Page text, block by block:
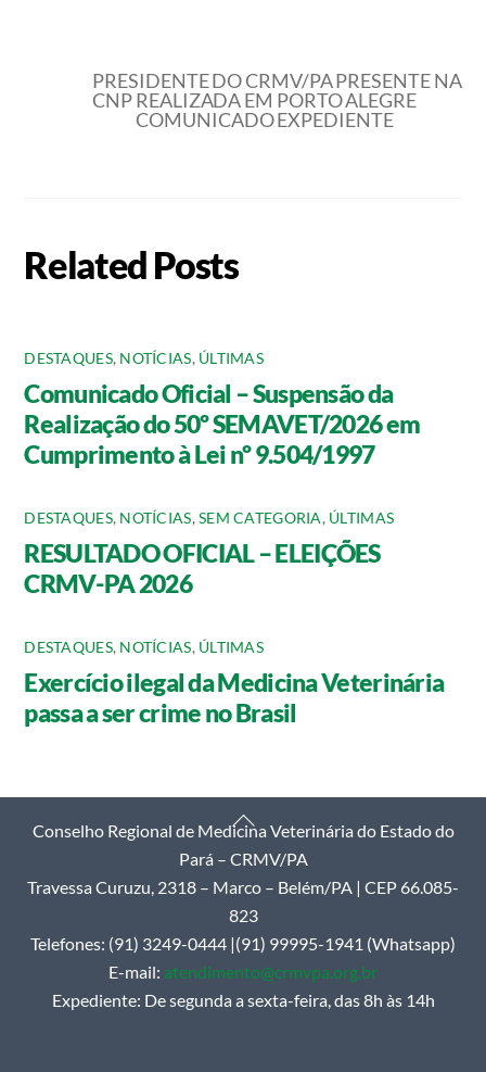
PRESIDENTE DO CRMV/PA PRESENTE NA
CNP REALIZADA EM PORTO ALEGRE
COMUNICADO EXPEDIENTE
Related Posts
DESTAQUES, NOTÍCIAS, ÚLTIMAS
Comunicado Oficial – Suspensão da
Realização do 50º SEMAVET/2026 em
Cumprimento à Lei nº 9.504/1997
DESTAQUES, NOTÍCIAS,SEM CATEGORIA, ÚLTIMAS
RESULTADO OFICIAL – ELEIÇÕES
CRMV-PA 2026
DESTAQUES, NOTÍCIAS, ÚLTIMAS
Exercício ilegal da Medicina Veterinária
passa a ser crime no Brasil
Back
To
Top
Conselho Regional de Medicina Veterinária do Estado do
Pará – CRMV/PA
Travessa Curuzu, 2318 – Marco – Belém/PA | CEP 66.085-
823
Telefones: (91) 3249-0444 |(91) 99995-1941 (Whatsapp)
E-mail: atendimento@crmvpa.org.br
Expediente: De segunda a sexta-feira, das 8h às 14h